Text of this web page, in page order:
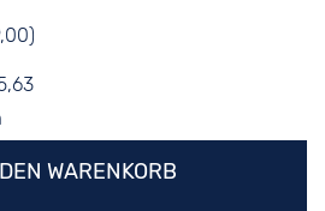
WARENKORB